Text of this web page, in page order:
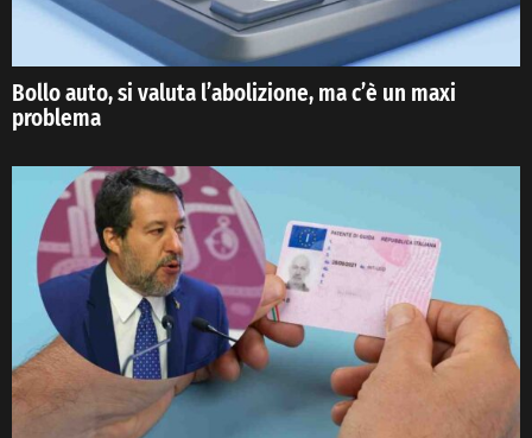
Bollo auto, si valuta l’abolizione, ma c’è un maxi
problema